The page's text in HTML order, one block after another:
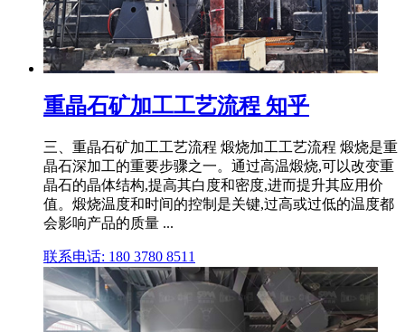
重晶石矿加工工艺流程 知乎
三、重晶石矿加工工艺流程 煅烧加工工艺流程 煅烧是重
晶石深加工的重要步骤之一。通过高温煅烧,可以改变重
晶石的晶体结构,提高其白度和密度,进而提升其应用价
值。煅烧温度和时间的控制是关键,过高或过低的温度都
会影响产品的质量 ...
联系电话: 180 3780 8511